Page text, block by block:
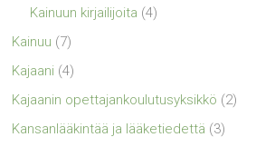
Kainuun kirjailijoita (4)
Kainuu (7)
Kajaani (4)
Kajaanin opettajankoulutusyksikkö (2)
Kansanlääkintää ja lääketiedettä (3)